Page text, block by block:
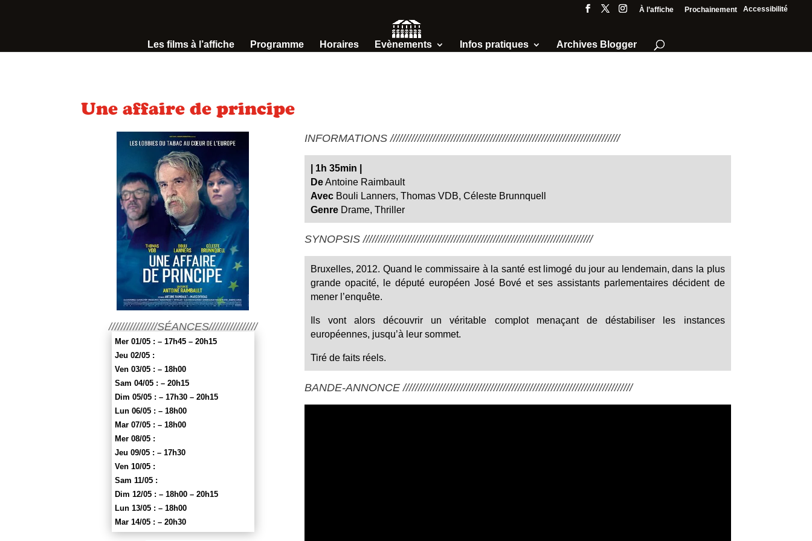
Accessibilité
À l’affiche Prochainement
Les films à l’affiche Programme Horaires Evènements Infos pratiques Archives Blogger
Une affaire de principe
////////////////SÉANCES////////////////
Mer 01/05 : – 17h45 – 20h15
Jeu 02/05 :
Ven 03/05 : – 18h00
Sam 04/05 : – 20h15
Dim 05/05 : – 17h30 – 20h15
Lun 06/05 : – 18h00
Mar 07/05 : – 18h00
Mer 08/05 :
Jeu 09/05 : – 17h30
Ven 10/05 :
Sam 11/05 :
Dim 12/05 : – 18h00 – 20h15
Lun 13/05 : – 18h00
Mar 14/05 : – 20h30
INFORMATIONS ////////////////////////////////////////////////////////////////////////////
1h 35min
DeAntoine Raimbault
AvecBouli Lanners, Thomas VDB, Céleste Brunnquell
GenreDrame, Thriller
SYNOPSIS ////////////////////////////////////////////////////////////////////////////
Bruxelles, 2012. Quand le commissaire à la santé est limogé du jour au lendemain, dans la plus
grande opacité, le député européen José Bové et ses assistants parlementaires décident de
mener l’enquête.
Ils vont alors découvrir un véritable complot menaçant de déstabiliser les instances
européennes, jusqu’à leur sommet.
Tiré de faits réels.
BANDE-ANNONCE ////////////////////////////////////////////////////////////////////////////